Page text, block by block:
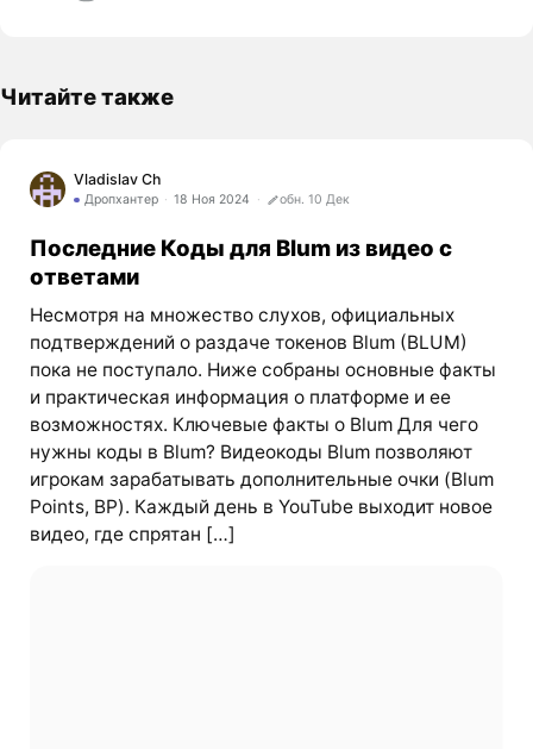
Читайте также
Vladislav Ch
Дропхантер 18 Ноя 2024 обн. 10 Дек
Последние Коды для Blum из видео с
ответами
Несмотря на множество слухов, официальных
подтверждений о раздаче токенов Blum (BLUM)
пока не поступало. Ниже собраны основные факты
и практическая информация о платформе и ее
возможностях. Ключевые факты о Blum Для чего
нужны коды в Blum? Видеокоды Blum позволяют
игрокам зарабатывать дополнительные очки (Blum
Points, BP). Каждый день в YouTube выходит новое
видео, где спрятан […]